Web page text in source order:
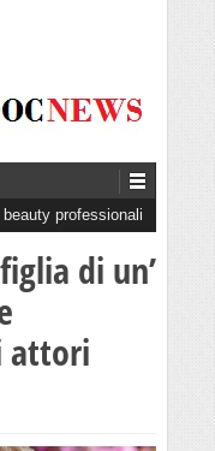
professionali
perché è un
di un’
attori